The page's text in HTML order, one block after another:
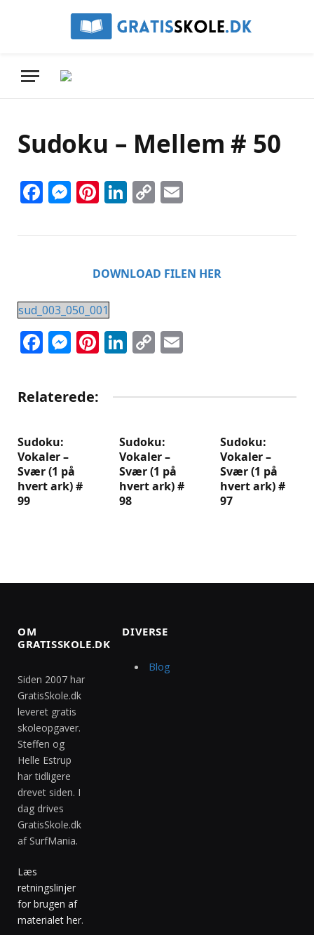
Sudoku – Mellem # 50
Facebook
Messenger
Pinterest
LinkedIn
Copy
DOWNLOAD FILEN HER
sud_003_050_001
Facebook
Messenger
Pinterest
LinkedIn
Copy
Relaterede:
Sudoku:
Vokaler –
Svær (1 på
hvert ark) #
99
Sudoku:
Vokaler –
Svær (1 på
hvert ark) #
98
Sudoku:
Vokaler –
Svær (1 på
hvert ark) #
97
OM
GRATISSKOLE.DK
Siden 2007 har
GratisSkole.dk
leveret gratis
skoleopgaver.
Steffen og
Helle Estrup
har tidligere
drevet siden. I
dag drives
GratisSkole.dk
af SurfMania.
Læs
retningslinjer
for brugen af
materialet her.
DIVERSE
Blog